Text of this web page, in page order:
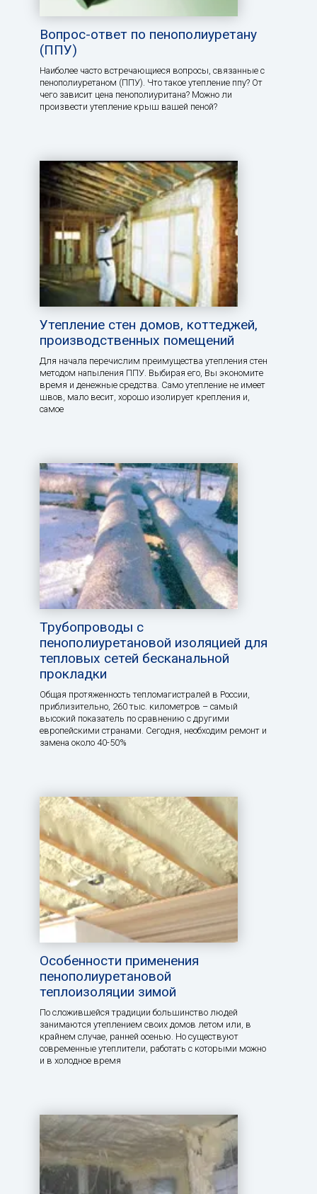
Вопрос-ответ по пенополиуретану
(ППУ)
Наиболее часто встречающиеся вопросы, связанные с
пенополиуретаном (ППУ). Что такое утепление ппу? От
чего зависит цена пенополиуритана? Можно ли
произвести утепление крыш вашей пеной?
Утепление стен домов, коттеджей,
производственных помещений
Для начала перечислим преимущества утепления стен
методом напыления ППУ. Выбирая его, Вы экономите
время и денежные средства. Само утепление не имеет
швов, мало весит, хорошо изолирует крепления и,
самое
Трубопроводы с
пенополиуретановой изоляцией для
тепловых сетей бесканальной
прокладки
Общая протяженность тепломагистралей в России,
приблизительно, 260 тыс. километров – самый
высокий показатель по сравнению с другими
европейскими странами. Сегодня, необходим ремонт и
замена около 40-50%
Особенности применения
пенополиуретановой
теплоизоляции зимой
По сложившейся традиции большинство людей
занимаются утеплением своих домов летом или, в
крайнем случае, ранней осенью. Но существуют
современные утеплители, работать с которыми можно
и в холодное время